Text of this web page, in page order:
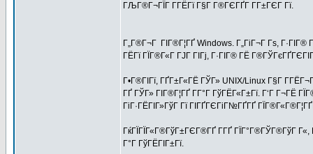
ГЉГ®Г¬ГЇГ Г­ГЁГї Г§Г Г®ГЄГҐГ Г­Г±ГЄГ Гї.
Г„Г®Г¬Г ГІГ®Г¦ГҐ Windows. Г„ГіГ¬Г Гѕ,
ГЁГї ГЇГ®Г«Г ГЈГ ГІГј, Г·ГІГ® ГЁ
Г•Г®ГІГї, ГҐГ±Г«ГЁ ГЎГ» UNIX/Linux Г§Г
ГҐ ГЎГ» ГІГ®Г¦ГҐ Г­Г°Г ГўГЁГ«Г±Гї. Г‘Г Г¬ГЁ
ГіГ·ГЁГІГ»ГўГ Гї ГІГҐГЄГіГ№ГҐГҐ
ГќГЇГЇГ«Г®ГўГ±ГЄГ®ГҐ Г­ГҐ ГЇГ°Г®ГЎГ®ГўГ
Г°Г ГўГЁГІГ±Гї.